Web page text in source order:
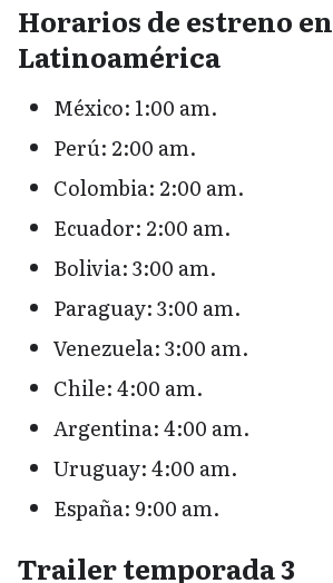
Horarios de estreno en
Latinoamérica
México: 1:00 am.
Perú: 2:00 am.
Colombia: 2:00 am.
Ecuador: 2:00 am.
Bolivia: 3:00 am.
Paraguay: 3:00 am.
Venezuela: 3:00 am.
Chile: 4:00 am.
Argentina: 4:00 am.
Uruguay: 4:00 am.
España: 9:00 am.
Trailer temporada 3